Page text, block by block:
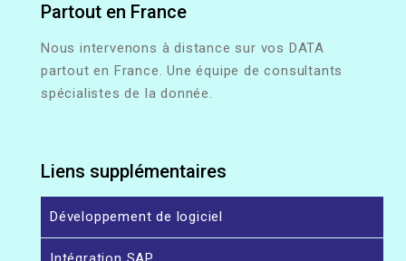
Partout en France
Nous intervenons à distance sur vos DATA
partout en France. Une équipe de consultants
spécialistes de la donnée.
Liens supplémentaires
Développement de logiciel